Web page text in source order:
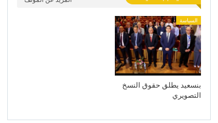
السياسة
بنسعيد يطلق حقوق النسخ
التصويري